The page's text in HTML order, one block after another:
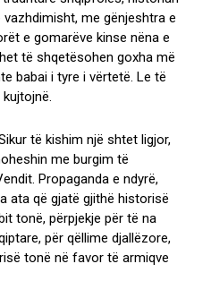
vazhdimisht, me gënjeshtra e
e gomarëve kinse nëna e
të shqetësohen goxha më
babai i tyre i vërtetë. Le të
të kishim një shtet ligjor,
me burgim të
Propaganda e ndyrë,
ata që gjatë gjithë historisë
tonë, përpjekje për të na
për qëllime djallëzore,
tonë në favor të armiqve